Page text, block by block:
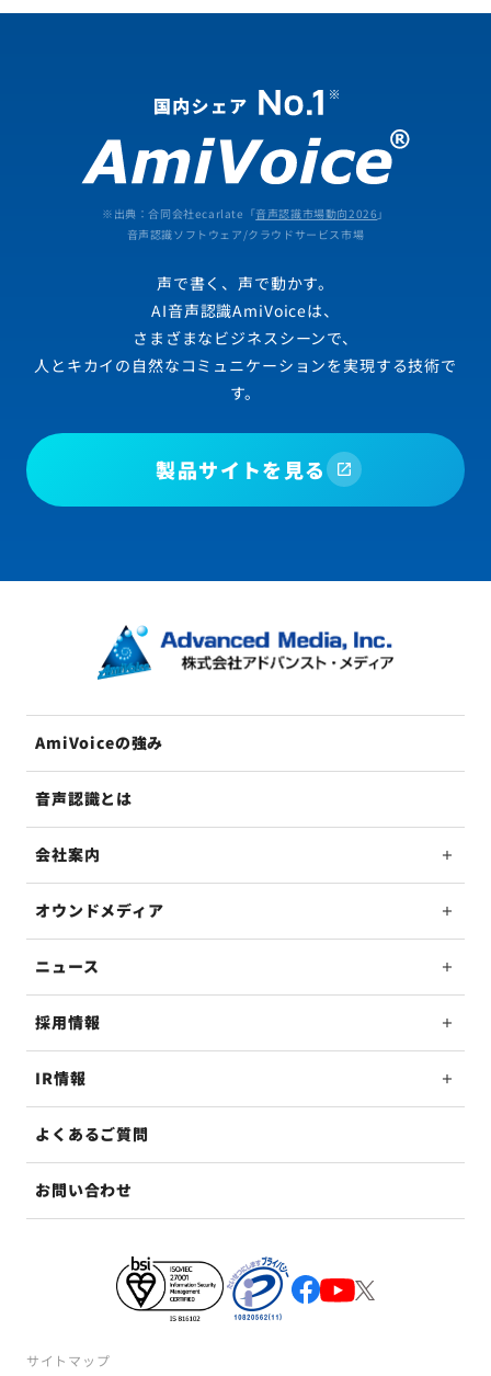
※出典：合同会社ecarlate「音声認識市場動向2026 」
音声認識ソフトウェア/クラウドサービス市場
声で書く、声で動かす。
AI音声認識AmiVoiceは、
さまざまなビジネスシーンで、
人とキカイの自然なコミュニケーションを実現する技術で
す。
製品サイトを見る
AmiVoiceの強み
音声認識とは
会社案内
オウンドメディア
ニュース
採用情報
IR情報
よくあるご質問
お問い合わせ
サイトマップ